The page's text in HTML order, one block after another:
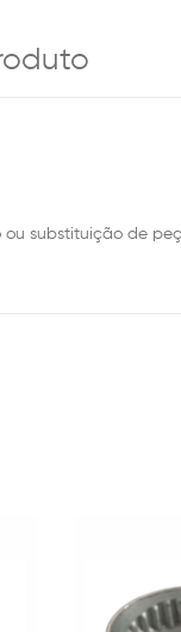
substituição de